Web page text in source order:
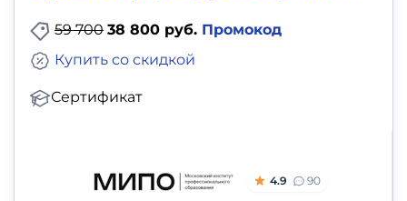
образования. В каталоге сайта okursah.ru 13
курсов Организации здравоохранения по цене
от 4000 до 639000 рублей. Средняя стоимость
59 700 38 800 руб. Промокод
Сертификат
Купить со скидкой
4.9 90
Аналитика
фото,
Маркетинг